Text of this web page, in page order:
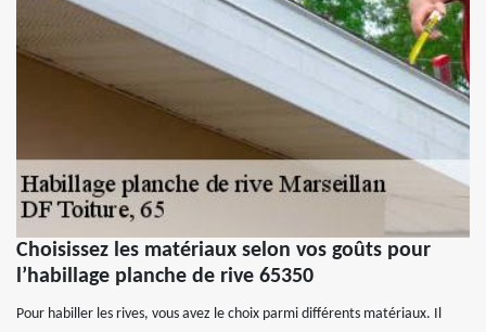
Choisissez les matériaux selon vos goûts pour
l’habillage planche de rive 65350
Pour habiller les rives, vous avez le choix parmi différents matériaux. Il